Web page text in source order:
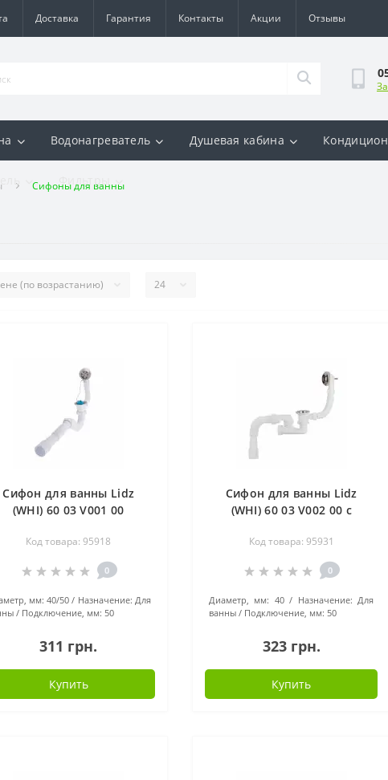
Доставка Гарантия Контакты Акции Отзывы
Водонагреватель Душевая кабина
Сифоны для ванны
Сифон для ванны Lidz
(WHI) 60 03 V001 00
мм) LW02
Код товара: 95918
0
мм: 40/50 Назначение: Для
Подключение, мм: 50
311 грн.
Купить
Сифон для ванны Lidz
(WHI) 60 03 V002 00 с
LW01
Код товара: 95931
0
Диаметр, мм: 40 Назначение: Для
ванны
Подключение, мм: 50
323 грн.
Купить